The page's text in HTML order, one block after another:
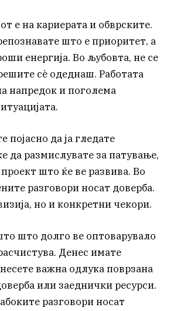
е на кариерата и обврските.
што е приоритет, а
енергија. Во љубовта, не се
сè одеднаш. Работата
напредок и поголема
појасно да ја гледате
да размислувате за патување,
што ќе ве развива. Во
разговори носат доверба.
но и конкретни чекори.
што долго ве оптоварувало
Денес имате
важна одлука поврзана
или заеднички ресурси.
разговори носат